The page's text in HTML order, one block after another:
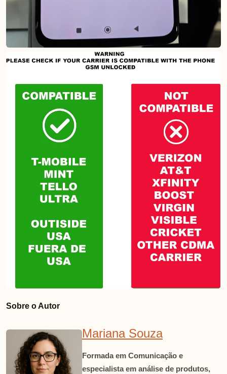
Sobre o Autor
Mariana Souza
Formada em Comunicação e
especialista em análise de produtos,